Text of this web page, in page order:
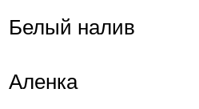
Белый налив
Аленка